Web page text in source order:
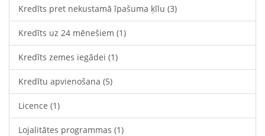
Kredīts pret nekustamā īpašuma ķīlu (3)
Kredīts uz 24 mēnešiem (1)
Kredīts zemes iegādei (1)
Kredītu apvienošana (5)
Licence (1)
Lojalitātes programmas (1)